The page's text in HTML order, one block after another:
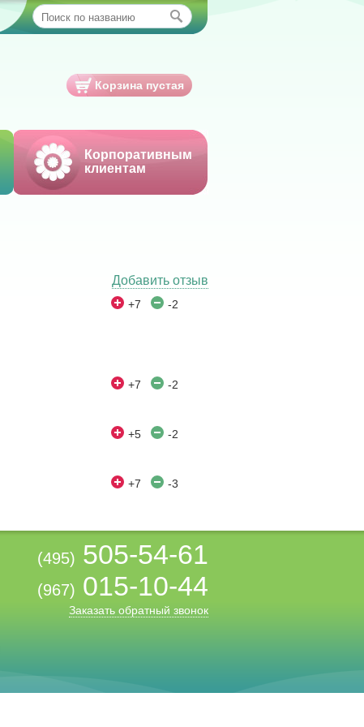
Корзина пустая
Корпоративным
клиентам
Добавить отзыв
+7 -2
+7 -2
+5 -2
+7 -3
(495) 505-54-61
(967) 015-10-44
Заказать обратный звонок